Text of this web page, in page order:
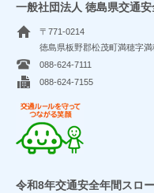
一般社団法人 徳島県交通
〒771-0214
徳島県板野郡松茂町満穂字満
088-624-7111
088-624-7155
令和8年交通安全年間スロ